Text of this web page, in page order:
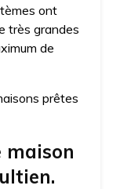
ont
très grandes
de
prêtes
maison